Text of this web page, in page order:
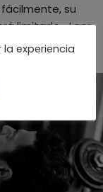
su
limitado…Leer
experiencia